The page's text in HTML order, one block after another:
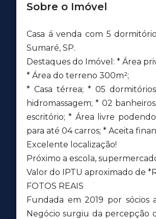
Sobre o Imóvel
Casa á venda com 5
Sumaré, SP.
Destaques do Imóvel: * Área
* Área do terreno 300m²;
* Casa térrea; * 05
hidromassagem; * 02
escritório; * Área livre
para até 04 carros; * Aceita
Excelente localização!
Próximo a escola,
Valor do IPTU aproximado de
FOTOS REAIS
Fundada em 2019 por sócios
Negócio surgiu da percepção